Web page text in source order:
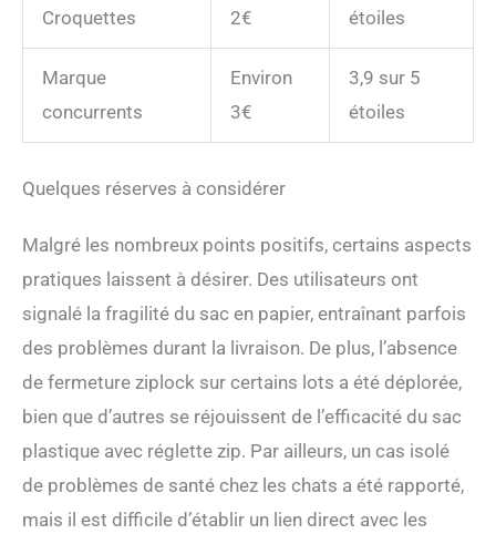
Croquettes 2€ étoiles
Marque
concurrents
Environ
3€
3,9 sur 5
étoiles
Quelques réserves à considérer
Malgré les nombreux points positifs, certains aspects
pratiques laissent à désirer. Des utilisateurs ont
signalé la fragilité du sac en papier, entraînant parfois
des problèmes durant la livraison. De plus, l’absence
de fermeture ziplock sur certains lots a été déplorée,
bien que d’autres se réjouissent de l’efficacité du sac
plastique avec réglette zip. Par ailleurs, un cas isolé
de problèmes de santé chez les chats a été rapporté,
mais il est difficile d’établir un lien direct avec les